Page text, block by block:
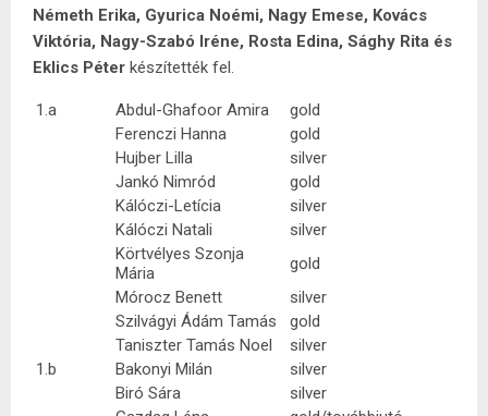
Németh Erika, Gyurica Noémi, Nagy Emese, Kovács
Viktória, Nagy-Szabó Iréne, Rosta Edina, Sághy Rita és
Eklics Péter készítették fel.
1.a Abdul-Ghafoor Amira
gold
Ferenczi Hanna
gold
Hujber Lilla
silver
Jankó Nimród
gold
Kálóczi-Letícia
silver
Kálóczi Natali
silver
Körtvélyes Szonja
Mária
gold
Mórocz Benett
silver
Szilvágyi Ádám Tamás
gold
Taniszter Tamás Noel
silver
1.b
Bakonyi Milán
silver
Biró Sára
silver